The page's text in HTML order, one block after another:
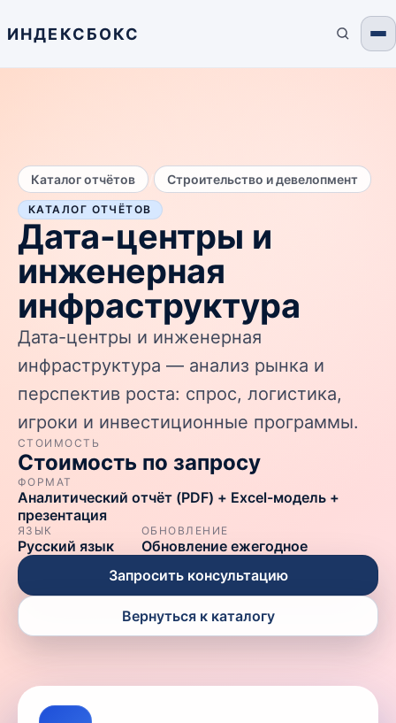
ИНДЕКСБОКС
Каталог отчётов Строительство и девелопмент
КАТАЛОГ ОТЧЁТОВ
Дата-центры и
инженерная
инфраструктура
Дата-центры и инженерная
инфраструктура — анализ рынка и
перспектив роста: спрос, логистика,
игроки и инвестиционные программы.
СТОИМОСТЬ
Стоимость по запросу
ФОРМАТ
Аналитический отчёт (PDF) + Excel-модель +
презентация
ЯЗЫК
Русский язык
ОБНОВЛЕНИЕ
Обновление ежегодное
Запросить консультацию
Вернуться к каталогу